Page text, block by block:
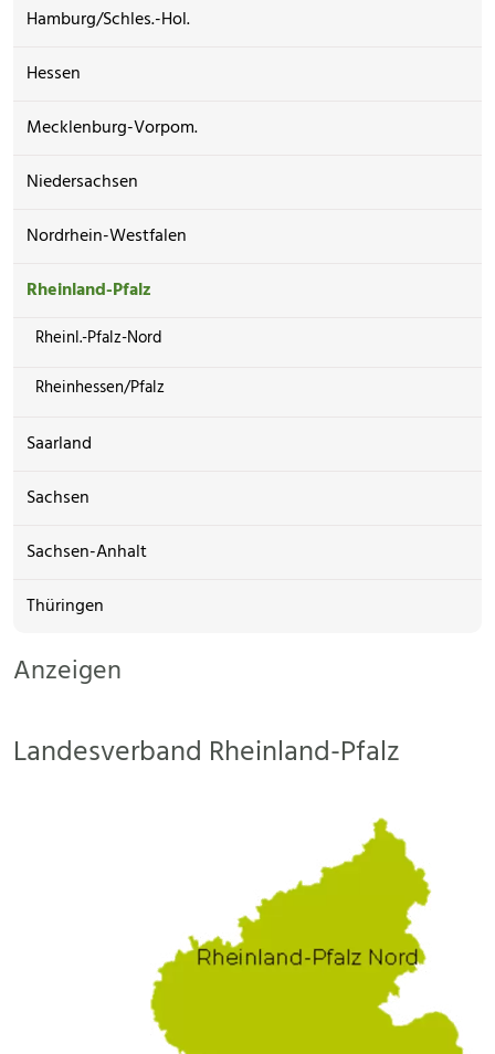
Hamburg/Schles.-Hol.
Hessen
Mecklenburg-Vorpom.
Niedersachsen
Nordrhein-Westfalen
Rheinland-Pfalz
Rheinl.-Pfalz-Nord
Rheinhessen/Pfalz
Saarland
Sachsen
Sachsen-Anhalt
Thüringen
Anzeigen
Landesverband Rheinland-Pfalz